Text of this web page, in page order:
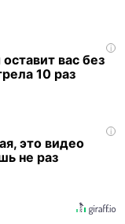
i
вас без
10 раз
i
это видео
не раз